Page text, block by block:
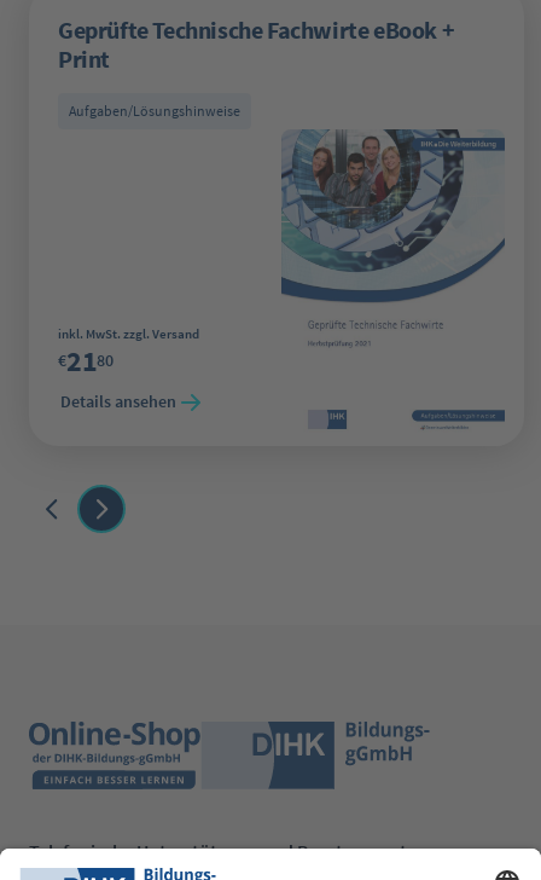
Geprüfte Technische Fachwirte eBook +
Print
Aufgaben/Lösungshinweise
Regulärer Preis:
inkl. MwSt. zzgl. Versand
€2180
Details ansehen
Telefonische Unterstützung und Beratung unter: